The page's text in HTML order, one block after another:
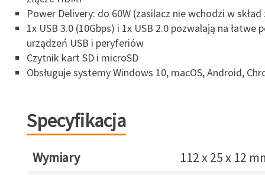
Power Delivery: do 60W (zasilacz nie wchodzi w
1x USB 3.0 (10Gbps) i 1x USB 2.0 pozwalają na łatwe
urządzeń USB i peryferiów
Czytnik kart SD i microSD
Obsługuje systemy Windows 10, macOS, Android,
Specyfikacja
Wymiary
112 x 25 x 12